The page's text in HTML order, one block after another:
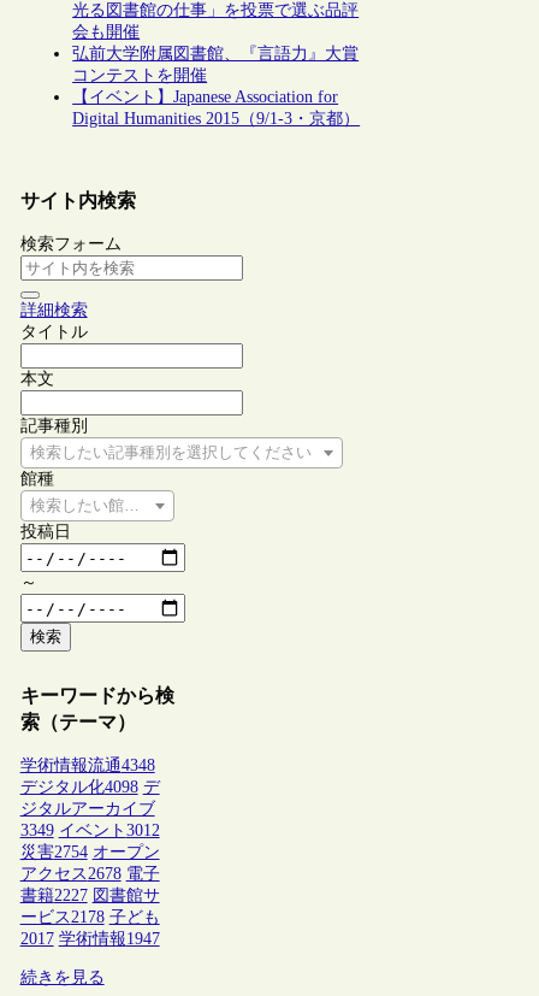
光る図書館の仕事」を投票で選ぶ品評
会も開催
弘前大学附属図書館、『言語力』大賞
コンテストを開催
【イベント】Japanese Association for
Digital Humanities 2015（9/1-3・京都）
サイト内検索
検索フォーム
詳細検索
タイトル
本文
記事種別
検索したい記事種別を選択してください
館種
検索したい館種を選択してください
投稿日
～
検索
キーワードから検
索（テーマ）
学術情報流通4348
デジタル化4098 デ
ジタルアーカイブ
3349 イベント 3012
災害2754 オープン
アクセス2678 電子
書籍2227 図書館サ
ービス2178 子ども
2017 学術情報1947
続きを見る